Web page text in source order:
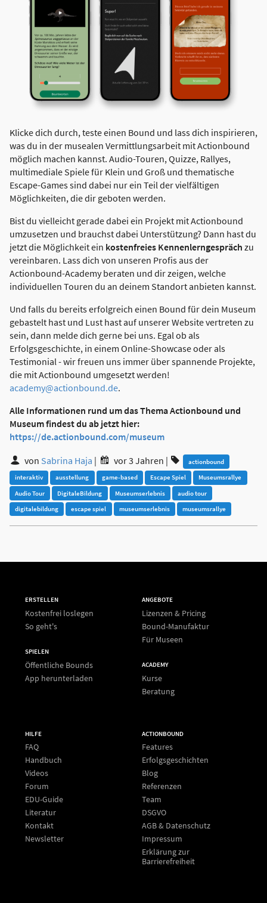
Klicke dich durch, teste einen Bound und lass dich inspirieren,
was du in der musealen Vermittlungsarbeit mit Actionbound
möglich machen kannst. Audio-Touren, Quizze, Rallyes,
multimediale Spiele für Klein und Groß und thematische
Escape-Games sind dabei nur ein Teil der vielfältigen
Möglichkeiten, die dir geboten werden.
Bist du vielleicht gerade dabei ein Projekt mit Actionbound
umzusetzen und brauchst dabei Unterstützung? Dann hast du
jetzt die Möglichkeit ein kostenfreies Kennenlerngespräch zu
vereinbaren. Lass dich von unseren Profis aus der
Actionbound-Academy beraten und dir zeigen, welche
individuellen Touren du an deinem Standort anbieten kannst.
Und falls du bereits erfolgreich einen Bound für dein Museum
gebastelt hast und Lust hast auf unserer Website vertreten zu
sein, dann melde dich gerne bei uns. Egal ob als
Erfolgsgeschichte, in einem Online-Showcase oder als
Testimonial - wir freuen uns immer über spannende Projekte,
die mit Actionbound umgesetzt werden!
academy@actionbound.de.
Alle Informationen rund um das Thema Actionbound und
Museum findest du ab jetzt hier:
https://de.actionbound.com/museum
von Sabrina Haja | vor 3 Jahren |
actionbound
interaktiv
ausstellung game-based Escape Spiel
Museumsrallye
Audio Tour
DigitaleBildung Museumserlebnis
audio tour
digitalebildung
escape spiel museumserlebnis museumsrallye
ERSTELLEN
Kostenfrei loslegen
So geht's
SPIELEN
Öffentliche Bounds
App herunterladen
ANGEBOTE
Lizenzen & Pricing
Bound-Manufaktur
Für Museen
ACADEMY
Kurse
Beratung
HILFE
FAQ
Handbuch
Videos
Forum
EDU-Guide
Literatur
Kontakt
Newsletter
ACTIONBOUND
Features
Erfolgsgeschichten
Blog
Referenzen
Team
DSGVO
AGB & Datenschutz
Impressum
Erklärung zur
Barrierefreiheit